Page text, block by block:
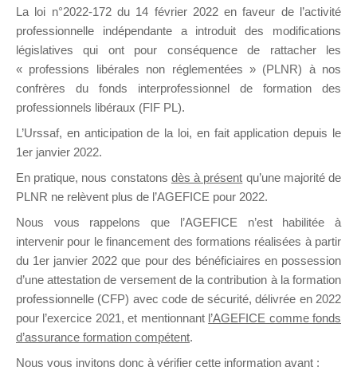
DE
il y a un jour
formation. Il accueille également les Conseillers
La loi n°2022-172 du 14 février 2022 en faveur de l’activité
professionnelle indépendante a introduit des modifications
législatives qui ont pour conséquence de rattacher les
« professions libérales non réglementées » (PLNR) à nos
confrères du fonds interprofessionnel de formation des
professionnels libéraux (FIF PL).
L’Urssaf, en anticipation de la loi, en fait application depuis le
1er janvier 2022.
En pratique, nous constatons dès à présent qu’une majorité de
PLNR ne relèvent plus de l’AGEFICE pour 2022.
Nous vous rappelons que l’AGEFICE n’est habilitée à
intervenir pour le financement des formations réalisées à partir
du 1er janvier 2022 que pour des bénéficiaires en possession
d’une attestation de versement de la contribution à la formation
professionnelle (CFP) avec code de sécurité, délivrée en 2022
pour l’exercice 2021, et mentionnant l’AGEFICE comme fonds
d’assurance formation compétent.
Nous vous invitons donc à vérifier cette information avant :